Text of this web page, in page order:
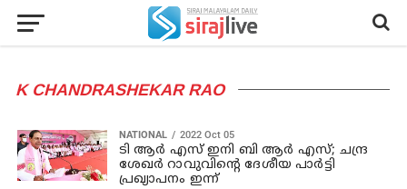
K CHANDRASHEKAR RAO
NATIONAL 2022 Oct 05
ടി ആർ എസ് ഇനി ബി ആർ എസ്; ചന്ദ്ര
ശേഖർ റാവുവിന്റെ ദേശീയ പാർട്ടി
പ്രഖ്യാപനം ഇന്ന്